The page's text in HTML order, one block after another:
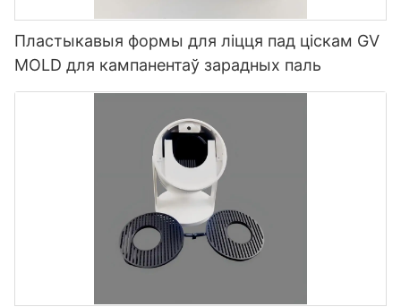
Пластыкавыя формы для ліцця пад ціскам GV
MOLD для кампанентаў зарадных паль